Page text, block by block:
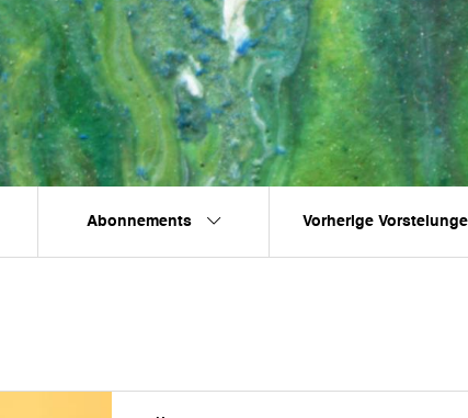
Abonnements Vorherige